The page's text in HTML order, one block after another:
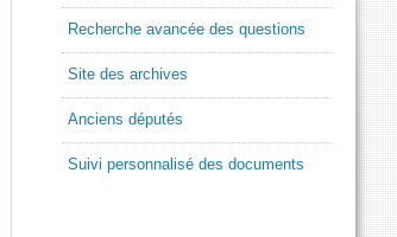
Recherche avancée des questions
Site des archives
Anciens députés
Suivi personnalisé des documents